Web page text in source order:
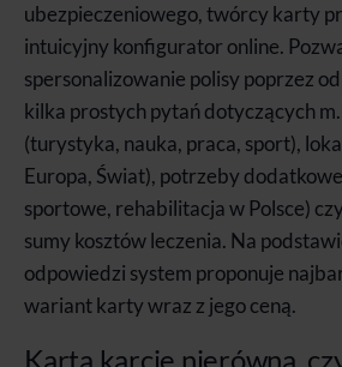
ubezpieczeniowego, twórcy karty
intuicyjny konfigurator online.
spersonalizowanie polisy poprzez
kilka prostych pytań dotyczących
(turystyka, nauka, praca, sport),
Europa, Świat), potrzeby
sportowe, rehabilitacja w Polsce)
sumy kosztów leczenia. Na
odpowiedzi system proponuje
wariant karty wraz z jego ceną.
Karta karcie nierówna,